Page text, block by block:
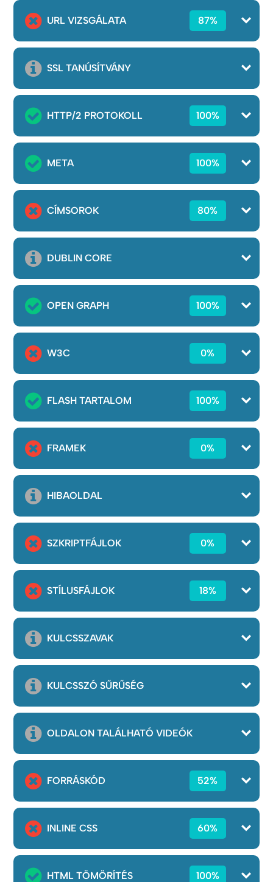
URL VIZSGÁLATA 87%
SSL TANÚSÍTVÁNY
HTTP/2 PROTOKOLL 100%
META 100%
CÍMSOROK 80%
DUBLIN CORE
OPEN GRAPH 100%
W3C 0%
FLASH TARTALOM 100%
FRAMEK 0%
HIBAOLDAL
SZKRIPTFÁJLOK 0%
STÍLUSFÁJLOK 18%
KULCSSZAVAK
KULCSSZÓ SŰRŰSÉG
OLDALON TALÁLHATÓ VIDEÓK
FORRÁSKÓD 52%
INLINE CSS 60%
HTML TÖMÖRÍTÉS 100%